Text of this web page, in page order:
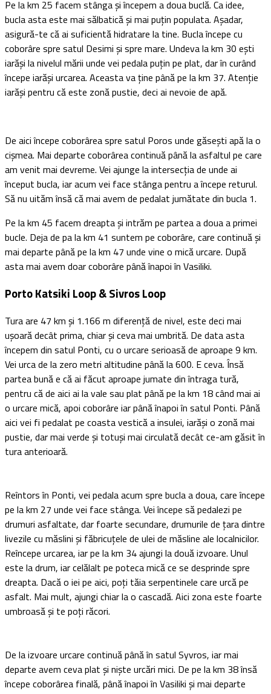
Pe la km 25 facem stânga și începem a doua buclă. Ca idee,
bucla asta este mai sălbatică și mai puțin populata. Așadar,
asigură-te că ai suficientă hidratare la tine. Bucla începe cu
coborâre spre satul Desimi și spre mare. Undeva la km 30 ești
iarăși la nivelul mării unde vei pedala puțin pe plat, dar în curând
începe iarăși urcarea. Aceasta va ține până pe la km 37. Atenție
iarăși pentru că este zonă pustie, deci ai nevoie de apă.
De aici începe coborârea spre satul Poros unde găsești apă la o
cișmea. Mai departe coborârea continuă până la asfaltul pe care
am venit mai devreme. Vei ajunge la intersecția de unde ai
început bucla, iar acum vei face stânga pentru a începe returul.
Să nu uităm însă că mai avem de pedalat jumătate din bucla 1.
Pe la km 45 facem dreapta și intrăm pe partea a doua a primei
bucle. Deja de pa la km 41 suntem pe coborâre, care continuă și
mai departe până pe la km 47 unde vine o mică urcare. După
asta mai avem doar coborâre până înapoi în Vasiliki.
Porto Katsiki Loop & Sivros Loop
Tura are 47 km și 1.166 m diferență de nivel, este deci mai
ușoară decât prima, chiar și ceva mai umbrită. De data asta
începem din satul Ponti, cu o urcare serioasă de aproape 9 km.
Vei urca de la zero metri altitudine până la 600. E ceva. Însă
partea bună e că ai făcut aproape jumate din întraga tură,
pentru că de aici ai la vale sau plat până pe la km 18 când mai ai
o urcare mică, apoi coborâre iar până înapoi în satul Ponti. Până
aici vei fi pedalat pe coasta vestică a insulei, iarăși o zonă mai
pustie, dar mai verde și totuși mai circulată decât ce-am găsit în
tura anterioară.
Reîntors în Ponti, vei pedala acum spre bucla a doua, care începe
pe la km 27 unde vei face stânga. Vei începe să pedalezi pe
drumuri asfaltate, dar foarte secundare, drumurile de țara dintre
livezile cu măslini și făbricuțele de ulei de măsline ale localnicilor.
Reîncepe urcarea, iar pe la km 34 ajungi la două izvoare. Unul
este la drum, iar celălalt pe poteca mică ce se desprinde spre
dreapta. Dacă o iei pe aici, poți tăia serpentinele care urcă pe
asfalt. Mai mult, ajungi chiar la o cascadă. Aici zona este foarte
umbroasă și te poți răcori.
De la izvoare urcare continuă până în satul Syvros, iar mai
departe avem ceva plat și niște urcări mici. De pe la km 38 însă
începe coborârea finală, până înapoi în Vasiliki și mai departe